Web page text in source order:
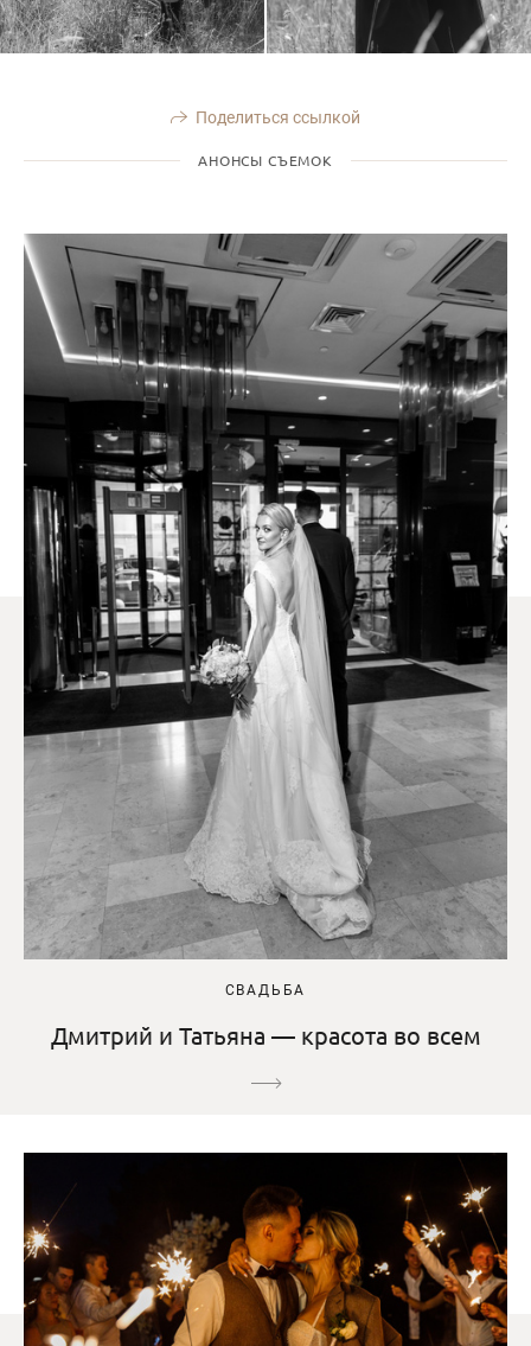
Поделиться ссылкой
АНОНСЫ СЪЕМОК
СВАДЬБА
Дмитрий и Татьяна — красота во всем